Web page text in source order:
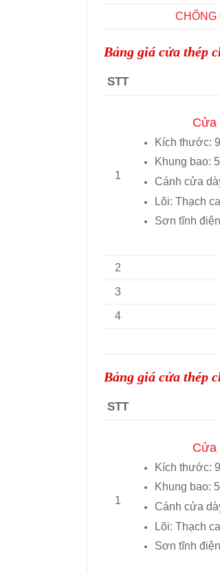
CHỐNG
Bảng giá cửa thép
STT
1
Cửa
Kích thước:
Khung bao:
Cánh cửa
Lõi: Thạch
Sơn tĩnh
2
3
4
Bảng giá cửa thép
STT
1
Cửa
Kích thước:
Khung bao:
Cánh cửa
Lõi: Thạch
Sơn tĩnh